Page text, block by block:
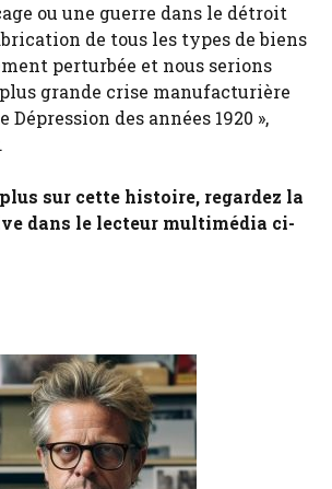
ou une guerre dans le détroit
de tous les types de biens
perturbée et nous serions
grande crise manufacturière
Dépression des années 1920 »,
sur cette histoire, regardez la
dans le lecteur multimédia ci-